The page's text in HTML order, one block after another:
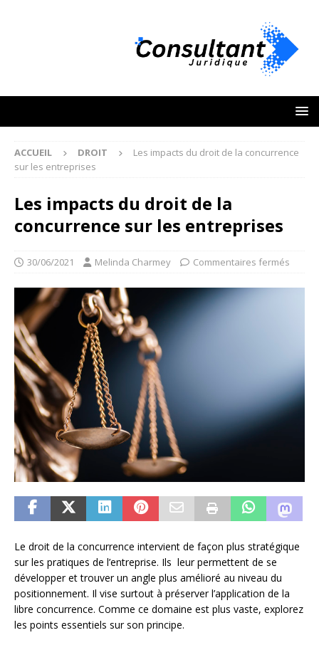
ACCUEIL DROIT
Les impacts du droit de la concurrence
sur les entreprises
Les impacts du droit de la
concurrence sur les entreprises
30/06/2021 Melinda Charmey Commentaires fermés
Le droit de la concurrence intervient de façon plus stratégique
sur les pratiques de l’entreprise. Ils leur permettent de se
développer et trouver un angle plus amélioré au niveau du
positionnement. Il vise surtout à préserver l’application de la
libre concurrence. Comme ce domaine est plus vaste, explorez
les points essentiels sur son principe.